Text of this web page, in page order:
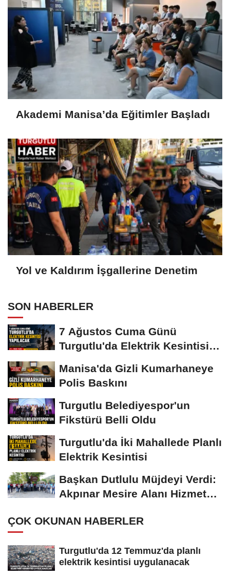
Akademi Manisa’da Eğitimler Başladı
Yol ve Kaldırım İşgallerine Denetim
SON HABERLER
7 Ağustos Cuma Günü
Turgutlu'da Elektrik Kesintisi
Manisa'da Gizli Kumarhaneye
Polis Baskını
Turgutlu Belediyespor'un
Fikstürü Belli Oldu
Turgutlu'da İki Mahallede Planlı
Elektrik Kesintisi
Başkan Dutlulu Müjdeyi Verdi:
Akpınar Mesire Alanı Hizmete
ÇOK OKUNAN HABERLER
Turgutlu'da 12 Temmuz'da planlı
elektrik kesintisi uygulanacak